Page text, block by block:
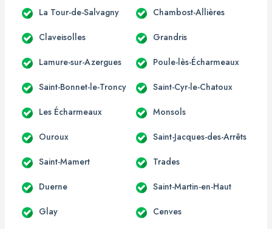
La Tour-de-Salvagny Chambost-Allières
Claveisolles Grandris
Lamure-sur-Azergues Poule-lès-Écharmeaux
Saint-Bonnet-le-Troncy Saint-Cyr-le-Chatoux
Les Écharmeaux Monsols
Ouroux Saint-Jacques-des-Arrêts
Saint-Mamert Trades
Duerne Saint-Martin-en-Haut
Glay Cenves